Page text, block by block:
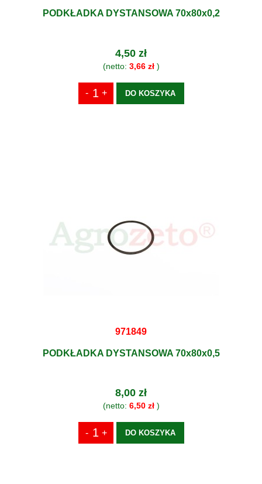
PODKŁADKA DYSTANSOWA 70x80x0,2
4,50 zł
(netto: 3,66 zł)
DO KOSZYKA
971849
PODKŁADKA DYSTANSOWA 70x80x0,5
8,00 zł
(netto: 6,50 zł)
DO KOSZYKA